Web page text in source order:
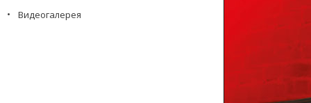
Видеогалерея